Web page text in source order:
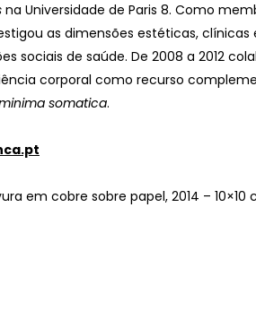
na Universidade de Paris 8. Como
as dimensões estéticas,
de saúde. De 2008 a 2012
corporal como recurso
somatica.
em cobre sobre papel, 2014 – 10×10